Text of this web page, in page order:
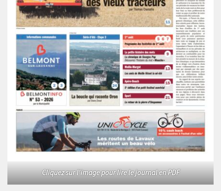
Cliquez sur l'image pour lire le journal en PDF